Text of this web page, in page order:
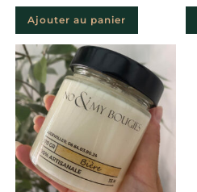
Ajouter au panier